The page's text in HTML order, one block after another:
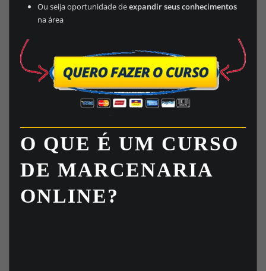
Ou seija oportunidade deexpandir seus conhecimentos
na área
O QUE É UM CURSO
DE MARCENARIA
ONLINE?